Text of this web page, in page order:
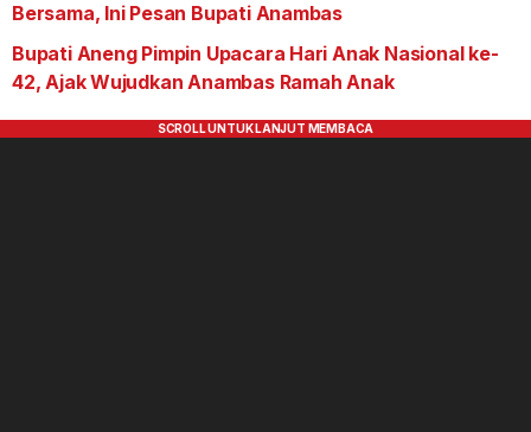
Bersama, Ini Pesan Bupati Anambas
Bupati Aneng Pimpin Upacara Hari Anak Nasional ke-
42, Ajak Wujudkan Anambas Ramah Anak